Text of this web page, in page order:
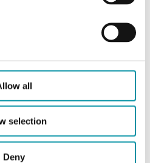
all
selection
Deny
inclusa (Ø max 40